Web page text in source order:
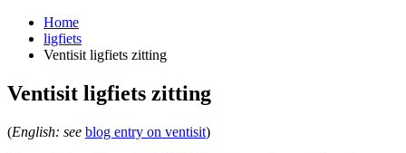
Home
ligfiets
Ventisit ligfiets zitting
Ventisit ligfiets zitting
(English: see blog entry on ventisit)